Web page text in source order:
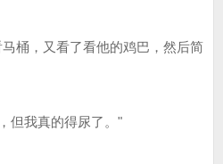
桶，又看了看他的鸡巴，然后简
但我真的得尿了。"